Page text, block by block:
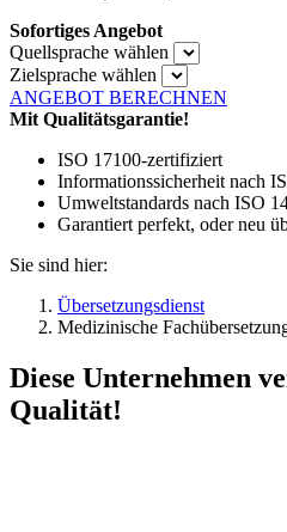
Sofortiges Angebot
Quellsprache wählen
Zielsprache wählen
ANGEBOT BERECHNEN
Mit Qualitätsgarantie!
ISO 17100-zertifiziert
Informationssicherheit nach
Umweltstandards nach ISO
Garantiert perfekt, oder neu
Sie sind hier:
Übersetzungsdienst
Medizinische
Diese Unternehmen
Qualität!